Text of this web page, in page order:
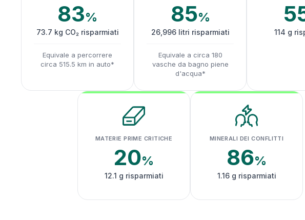
83%
73.7 kg CO₂ risparmiati
Equivale a percorrere
circa 515.5 km in auto*
85%
26,996 litri risparmiati
Equivale a circa 180
vasche da bagno piene
d'acqua*
114 g
MATERIE PRIME CRITICHE
20%
12.1 g risparmiati
MINERALI DEI CONFLITTI
86%
1.16 g risparmiati